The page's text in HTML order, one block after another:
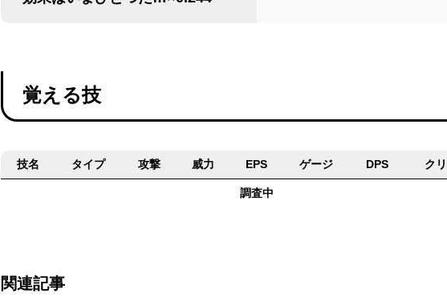
覚える技
技名 タイプ 攻撃 威力 EPS ゲージ DPS ク
調査中
関連記事